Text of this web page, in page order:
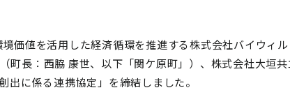
境価値を活用した経済循環を推進する株式会社バイウィ
町長：西脇 康世、以下「関ケ原町」）、株式会社大垣
出に係る連携協定」を締結しました。